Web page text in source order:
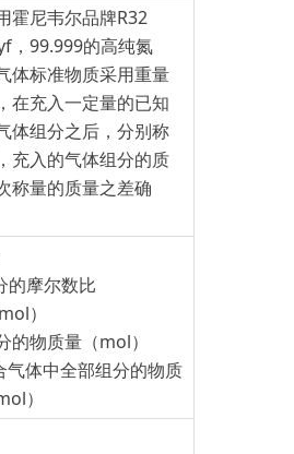
霍尼韦尔品牌R32
，99.999的高纯氮
体标准物质采用重量
在充入一定量的已知
体组分之后，分别称
充入的气体组分的质
称量的质量之差确
的摩尔数比
）
的物质量（mol）
气体中全部组分的物质
）